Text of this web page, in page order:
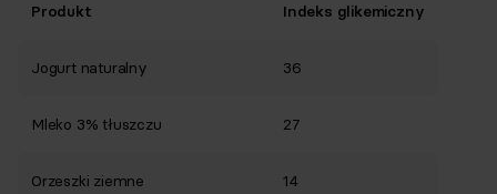
Produkt Indeks glikemiczny
Jogurt naturalny 36
Mleko 3% tłuszczu 27
Orzeszki ziemne 14